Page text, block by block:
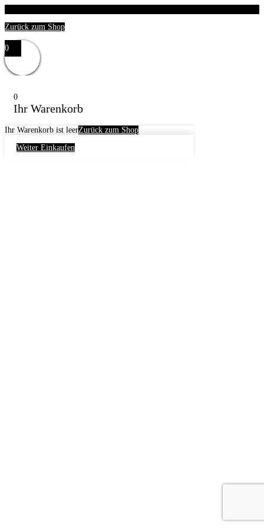
Zurück zum Shop
0
0
Ihr Warenkorb
Ihr Warenkorb ist leerZurück zum Shop
Weiter Einkaufen